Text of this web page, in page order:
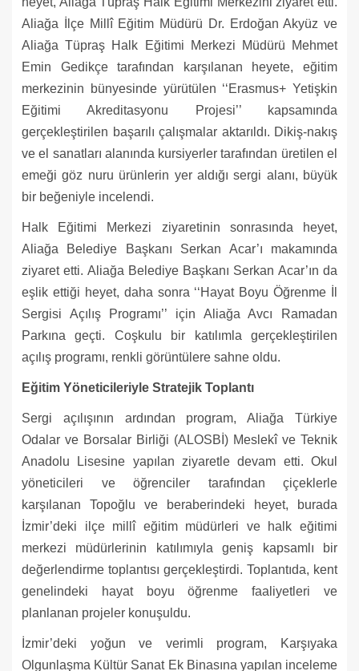
Aliağa İlçe Millî Eğitim Müdürü Dr. Erdoğan Akyüz ve
Aliağa Tüpraş Halk Eğitimi Merkezi Müdürü Mehmet
Emin Gedikçe tarafından karşılanan heyete, eğitim
merkezinin bünyesinde yürütülen ‘‘Erasmus+ Yetişkin
Eğitimi Akreditasyonu Projesi’’ kapsamında
gerçekleştirilen başarılı çalışmalar aktarıldı. Dikiş-nakış
ve el sanatları alanında kursiyerler tarafından üretilen el
emeği göz nuru ürünlerin yer aldığı sergi alanı, büyük
bir beğeniyle incelendi.
Halk Eğitimi Merkezi ziyaretinin sonrasında heyet,
Aliağa Belediye Başkanı Serkan Acar’ı makamında
ziyaret etti. Aliağa Belediye Başkanı Serkan Acar’ın da
eşlik ettiği heyet, daha sonra ‘‘Hayat Boyu Öğrenme İl
Sergisi Açılış Programı’’ için Aliağa Avcı Ramadan
Parkına geçti. Coşkulu bir katılımla gerçekleştirilen
açılış programı, renkli görüntülere sahne oldu.
Eğitim Yöneticileriyle Stratejik Toplantı
Sergi açılışının ardından program, Aliağa Türkiye
Odalar ve Borsalar Birliği (ALOSBİ) Meslekî ve Teknik
Anadolu Lisesine yapılan ziyaretle devam etti. Okul
yöneticileri ve öğrenciler tarafından çiçeklerle
karşılanan Topoğlu ve beraberindeki heyet, burada
İzmir’deki ilçe millî eğitim müdürleri ve halk eğitimi
merkezi müdürlerinin katılımıyla geniş kapsamlı bir
değerlendirme toplantısı gerçekleştirdi. Toplantıda, kent
genelindeki hayat boyu öğrenme faaliyetleri ve
planlanan projeler konuşuldu.
İzmir’deki yoğun ve verimli program, Karşıyaka
Olgunlaşma Kültür Sanat Ek Binasına yapılan inceleme